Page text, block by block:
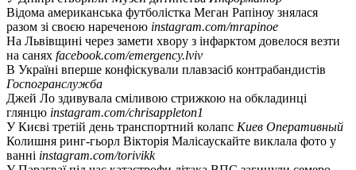
Відома американська футболістка Меган Рапіноу знялася
разом зі своєю нареченою instagram.com/mrapinoe
На Львівщині через замети хвору з інфарктом довелося везти
на санях facebook.com/emergency.lviv
В Україні вперше конфіскували плавзасіб контрабандистів
Госпогранслужба
Джей Ло здивувала сміливою стрижкою на обкладинці
глянцю instagram.com/chrisappleton1
У Києві третій день транспортний колапс Киев Оперативный
Колишня ринг-гьорл Вікторія Малісаускайте виклала фото у
ванні instagram.com/torivikk